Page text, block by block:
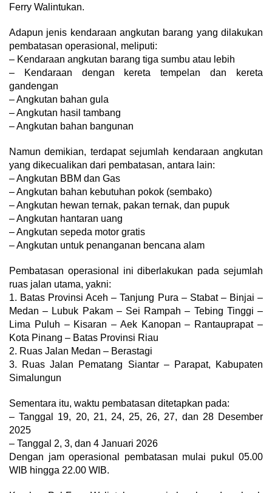
Ferry Walintukan.
Adapun jenis kendaraan angkutan barang yang dilakukan
pembatasan operasional, meliputi:
– Kendaraan angkutan barang tiga sumbu atau lebih
– Kendaraan dengan kereta tempelan dan kereta
gandengan
– Angkutan bahan gula
– Angkutan hasil tambang
– Angkutan bahan bangunan
Namun demikian, terdapat sejumlah kendaraan angkutan
yang dikecualikan dari pembatasan, antara lain:
– Angkutan BBM dan Gas
– Angkutan bahan kebutuhan pokok (sembako)
– Angkutan hewan ternak, pakan ternak, dan pupuk
– Angkutan hantaran uang
– Angkutan sepeda motor gratis
– Angkutan untuk penanganan bencana alam
Pembatasan operasional ini diberlakukan pada sejumlah
ruas jalan utama, yakni:
1. Batas Provinsi Aceh – Tanjung Pura – Stabat – Binjai –
Medan – Lubuk Pakam – Sei Rampah – Tebing Tinggi –
Lima Puluh – Kisaran – Aek Kanopan – Rantauprapat –
Kota Pinang – Batas Provinsi Riau
2. Ruas Jalan Medan – Berastagi
3. Ruas Jalan Pematang Siantar – Parapat, Kabupaten
Simalungun
Sementara itu, waktu pembatasan ditetapkan pada:
– Tanggal 19, 20, 21, 24, 25, 26, 27, dan 28 Desember
2025
– Tanggal 2, 3, dan 4 Januari 2026
Dengan jam operasional pembatasan mulai pukul 05.00
WIB hingga 22.00 WIB.